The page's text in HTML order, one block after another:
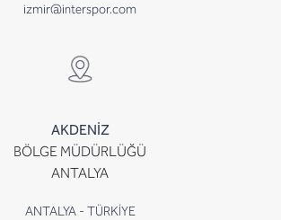
izmir@interspor.com
AKDENİZ
BÖLGE MÜDÜRLÜĞÜ
ANTALYA
ANTALYA - TÜRKİYE